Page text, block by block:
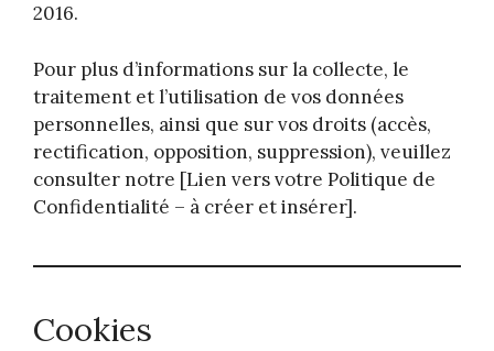
2016.
Pour plus d’informations sur la collecte, le
traitement et l’utilisation de vos données
personnelles, ainsi que sur vos droits (accès,
rectification, opposition, suppression), veuillez
consulter notre [Lien vers votre Politique de
Confidentialité – à créer et insérer].
Cookies